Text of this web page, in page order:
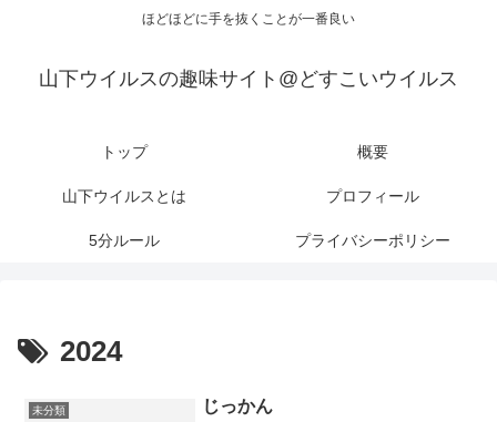
ほどほどに手を抜くことが一番良い
山下ウイルスの趣味サイト@どすこいウイルス
トップ 概要
山下ウイルスとは プロフィール
5分ルール プライバシーポリシー
2024
未分類 じっかん